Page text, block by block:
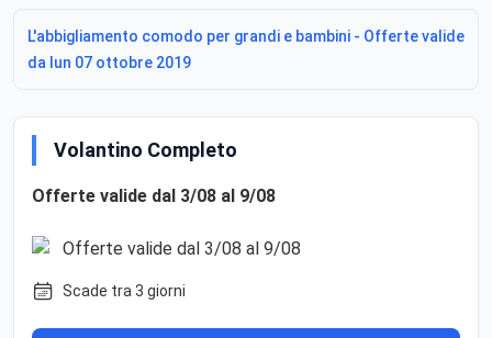
L'abbigliamento comodo per grandi e bambini - Offerte valide
da lun 07 ottobre 2019
Volantino Completo
Offerte valide dal 3/08 al 9/08
Scade tra 3 giorni